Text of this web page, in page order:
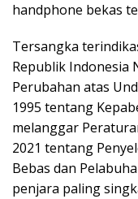
handphone bekas
Tersangka
Republik Indonesia
Perubahan atas
1995 tentang
melanggar
2021 tentang
Bebas dan
penjara paling